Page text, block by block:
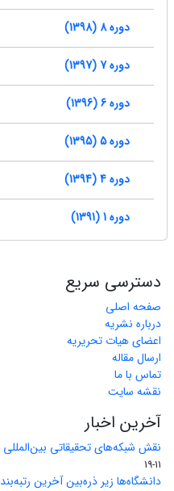
دوره 8 (1398)
دوره 7 (1397)
دوره 6 (1396)
دوره 5 (1395)
دوره 4 (1394)
دوره 1 (1391)
دسترسی سریع
صفحه اصلی
درباره نشریه
اعضای هیات تحریریه
ارسال مقاله
تماس با ما
نقشه سایت
آخرین اخبار
نقش شبکه‌های تحقیقاتی
11-19
دانشگاه‌ها زیر ذره‌بین آخرین